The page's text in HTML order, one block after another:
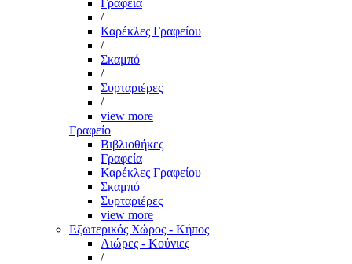
Γραφεία
/
Καρέκλες Γραφείου
/
Σκαμπό
/
Συρταριέρες
/
view more
Γραφείο
Βιβλιοθήκες
Γραφεία
Καρέκλες Γραφείου
Σκαμπό
Συρταριέρες
view more
Εξωτερικός Χώρος - Κήπος
Αιώρες - Κούνιες
/